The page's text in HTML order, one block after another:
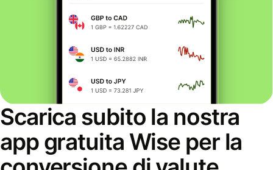
Scarica subito la nostra
app gratuita Wise per la